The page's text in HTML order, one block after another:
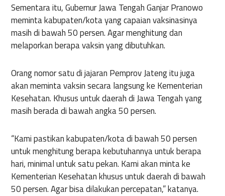
Sementara itu, Gubernur Jawa Tengah Ganjar Pranowo
meminta kabupaten/kota yang capaian vaksinasinya
masih di bawah 50 persen. Agar menghitung dan
melaporkan berapa vaksin yang dibutuhkan.
Orang nomor satu di jajaran Pemprov Jateng itu juga
akan meminta vaksin secara langsung ke Kementerian
Kesehatan. Khusus untuk daerah di Jawa Tengah yang
masih berada di bawah angka 50 persen.
“Kami pastikan kabupaten/kota di bawah 50 persen
untuk menghitung berapa kebutuhannya untuk berapa
hari, minimal untuk satu pekan. Kami akan minta ke
Kementerian Kesehatan khusus untuk daerah di bawah
50 persen. Agar bisa dilakukan percepatan,” katanya.